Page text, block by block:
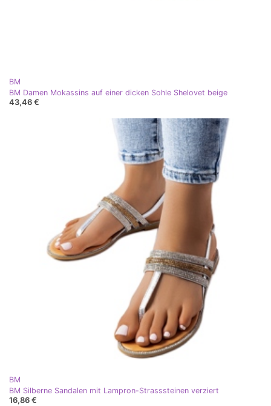
BM
BM Damen Mokassins auf einer dicken Sohle Shelovet beige
43,46 €
BM
BM Silberne Sandalen mit Lampron-Strasssteinen verziert
16,86 €